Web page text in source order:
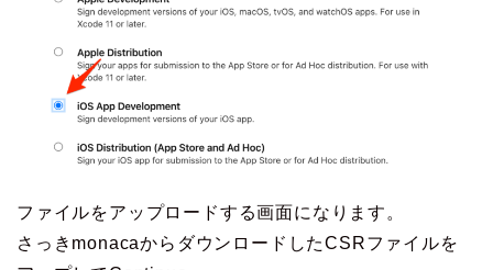
ファイルをアップロードする画面になります。
さっきmonacaからダウンロードしたCSRファイルを